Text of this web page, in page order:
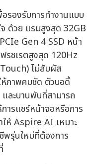
รองรับการทำงานแบบ
จ ด้วย แรมสูงสุด 32GB
Gen 4 SSD หน้า
รชเรตสูงสุด 120Hz
ไม่สัมผัส
ภาพคมชัด ตัวบอดี้
ละบานพับที่สามารถ
ารแชร์หน้าจอหรือการ
ให้ Aspire AI เหมาะ
พรุ่นใหม่ที่ต้องการ